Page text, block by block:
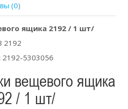
(0)
ящика 2192 / 1 шт/
2192
2192-5303056
вещевого ящика
/ 1 шт/